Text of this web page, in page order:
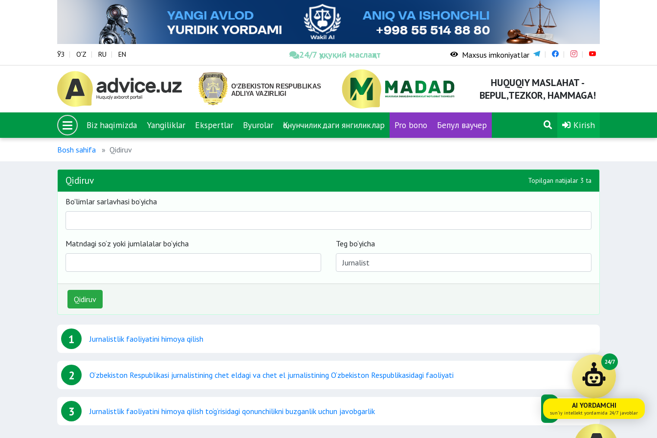
ЎЗ O‘Z RU EN 24/7 ҳуқуқий маслаҳат Maxsus imkoniyatlar
HUQUQIY MASLAHAT -
BEPUL,TEZKOR, HAMMAGA!
Biz haqimizda Yangiliklar Ekspertlar Byurolar Қонунчиликдаги янгиликлар Pro bono Бепул ваучер Kirish
Bosh sahifa Qidiruv
Qidiruv Topilgan natijalar 3 ta
Bo'limlar sarlavhasi bo’yicha
Matndagi so‘z yoki jumlalalar bo‘yicha Teg bo‘yicha
Qidiruv
1 Jurnalistlik faoliyatini himoya qilish
2 O‘zbekiston Respublikasi jurnalistining chet eldagi va chet el jurnalistining O‘zbekiston Respublikasidagi faoliyati
3 Jurnalistlik faoliyatini himoya qilish to‘g‘risidagi qonunchilikni buzganlik uchun javobgarlik
24/7
AI YORDAMCHI
sun'iy intellekt yordamida 24/7 javoblar